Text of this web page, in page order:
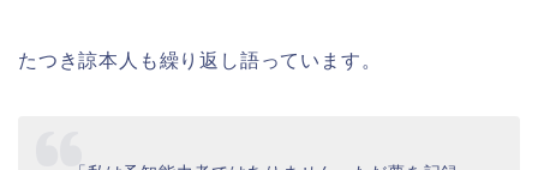
たつき諒本人も繰り返し語っています。